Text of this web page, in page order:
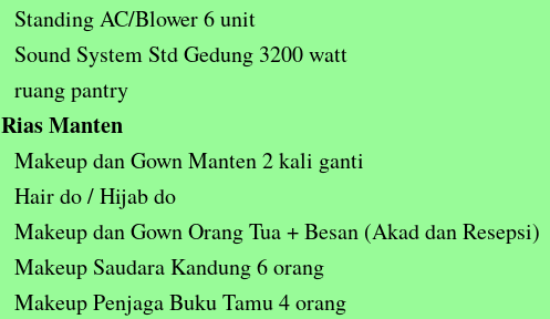
Standing AC/Blower 6 unit
Sound System Std Gedung 3200 watt
ruang pantry
Rias Manten
Makeup dan Gown Manten 2 kali ganti
Hair do / Hijab do
Makeup dan Gown Orang Tua + Besan (Akad dan Resepsi)
Makeup Saudara Kandung 6 orang
Makeup Penjaga Buku Tamu 4 orang